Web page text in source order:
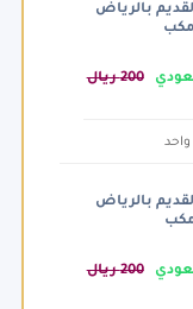
بالرياض
200 ريال
بالرياض
200 ريال